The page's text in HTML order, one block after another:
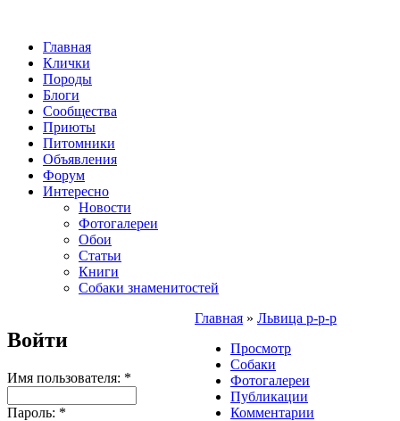
Главная
Клички
Породы
Блоги
Сообщества
Приюты
Питомники
Объявления
Форум
Интересно
Новости
Фотогалереи
Обои
Статьи
Книги
Собаки знаменитостей
Войти
Имя пользователя: *
Пароль: *
Главная » Львица р-р-р
Просмотр
Собаки
Фотогалереи
Публикации
Комментарии